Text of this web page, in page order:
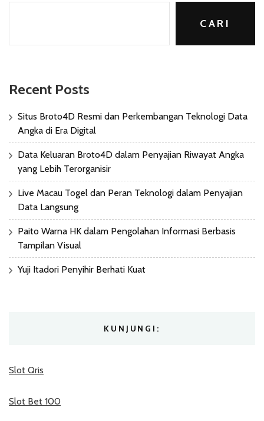
CARI
Recent Posts
Situs Broto4D Resmi dan Perkembangan Teknologi Data
Angka di Era Digital
Data Keluaran Broto4D dalam Penyajian Riwayat Angka
yang Lebih Terorganisir
Live Macau Togel dan Peran Teknologi dalam Penyajian
Data Langsung
Paito Warna HK dalam Pengolahan Informasi Berbasis
Tampilan Visual
Yuji Itadori Penyihir Berhati Kuat
KUNJUNGI:
Slot Qris
Slot Bet 100